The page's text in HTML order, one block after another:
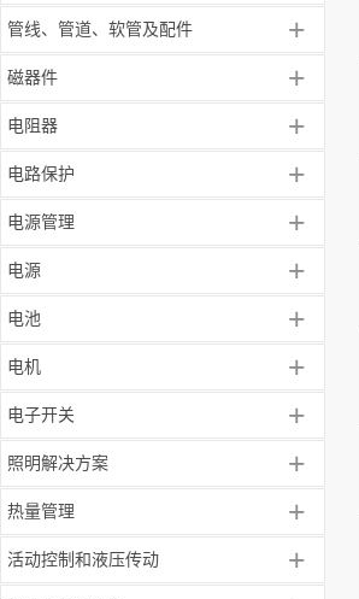
管线、管道、软管及配件 +
磁器件 +
电阻器 +
电路保护 +
电源管理 +
电源 +
电池 +
电机 +
电子开关 +
照明解决方案 +
热量管理 +
活动控制和液压传动 +